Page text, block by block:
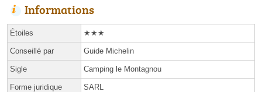
Informations
Étoiles ★★★
Conseillé par Guide Michelin
Sigle Camping le Montagnou
Forme juridique SARL